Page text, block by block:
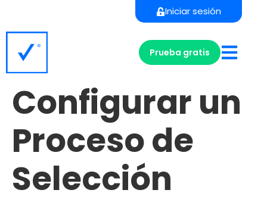
Iniciar sesión
Prueba gratis
Configurar un
Proceso de
Selección